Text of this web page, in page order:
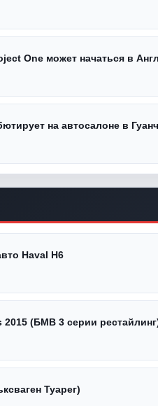
One может начаться в
на автосалоне в
Haval H6
2015 (БМВ 3 серии
Туарег)